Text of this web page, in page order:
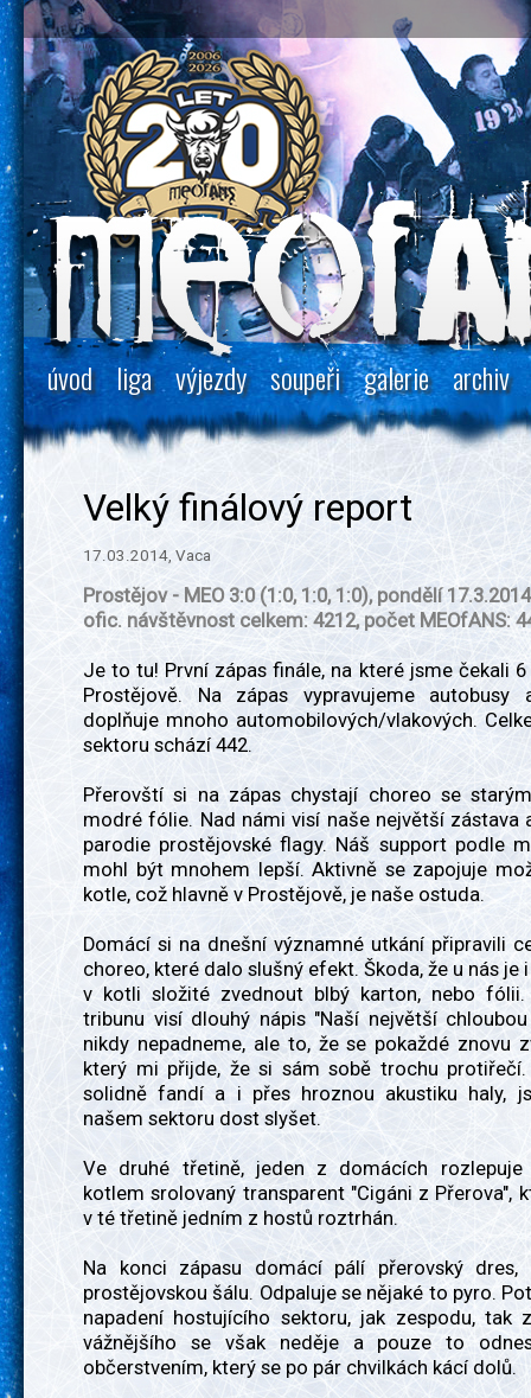
úvod liga výjezdy soupeři galerie archiv
Velký finálový report
17.03.2014, Vaca
Prostějov - MEO 3:0 (1:0, 1:0, 1:0), pondělí
ofic. návštěvnost celkem: 4212, počet MEOfANS:
Je to tu! První zápas finále, na které jsme čekali
Prostějově. Na zápas vypravujeme
doplňuje mnoho automobilových/vlakových.
sektoru schází 442.
Přerovští si na zápas chystají choreo se
modré fólie. Nad námi visí naše největší zástava
parodie prostějovské flagy. Náš support podle
mohl být mnohem lepší. Aktivně se zapojuje
kotle, což hlavně v Prostějově, je naše ostuda.
Domácí si na dnešní významné utkání připravili
choreo, které dalo slušný efekt. Škoda, že u nás je
v kotli složité zvednout blbý karton, nebo fólii.
tribunu visí dlouhý nápis "Naší největší
nikdy nepadneme, ale to, že se pokaždé znovu
který mi přijde, že si sám sobě trochu protiřečí.
solidně fandí a i přes hroznou akustiku haly,
našem sektoru dost slyšet.
Ve druhé třetině, jeden z domácích rozlepuje
kotlem srolovaný transparent "Cigáni z Přerova",
v té třetině jedním z hostů roztrhán.
Na konci zápasu domácí pálí přerovský dres,
prostějovskou šálu. Odpaluje se nějaké to pyro.
napadení hostujícího sektoru, jak zespodu, tak
vážnějšího se však neděje a pouze to
občerstvením, který se po pár chvilkách kácí dolů.